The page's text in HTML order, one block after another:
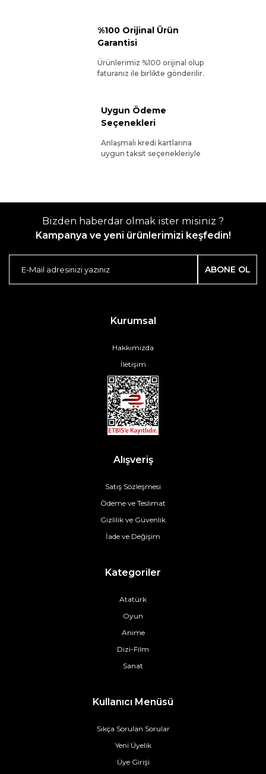
%100 Orijinal Ürün
Garantisi
Ürünlerimiz %100 orijinal olup
faturanız ile birlikte gönderilir.
Uygun Ödeme
Seçenekleri
Anlaşmalı kredi kartlarına
uygun taksit seçenekleriyle
Bizden haberdar olmak ister misiniz ?
Kampanya ve yeni ürünlerimizi keşfedin!
ABONE OL
Kurumsal
Hakkımızda
İletişim
Alışveriş
Satış Sözleşmesi
Ödeme ve Teslimat
Gizlilik ve Güvenlik
İade ve Değişim
Kategoriler
Atatürk
Oyun
Anime
Dizi-Film
Sanat
Kullanıcı Menüsü
Sıkça Sorulan Sorular
Yeni Üyelik
Üye Girişi